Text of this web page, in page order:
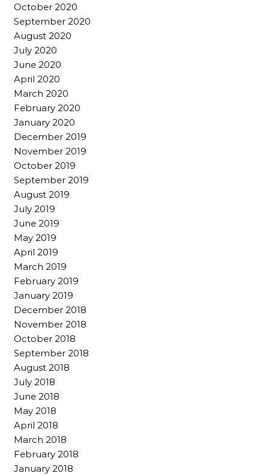
October 2020
September 2020
August 2020
July 2020
June 2020
April 2020
March 2020
February 2020
January 2020
December 2019
November 2019
October 2019
September 2019
August 2019
July 2019
June 2019
May 2019
April 2019
March 2019
February 2019
January 2019
December 2018
November 2018
October 2018
September 2018
August 2018
July 2018
June 2018
May 2018
April 2018
March 2018
February 2018
January 2018